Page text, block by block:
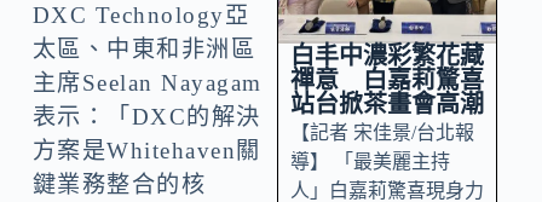
DXC Technology亞
太區、中東和非洲區
主席Seelan Nayagam
表示：「DXC的解決
方案是Whitehaven關
鍵業務整合的核
白丰中濃彩繁花藏
禪意 白嘉莉驚喜
站台掀茶畫會高潮
【記者 宋佳景/台北報
導】 「最美麗主持
人」白嘉莉驚喜現身力